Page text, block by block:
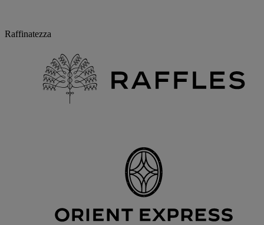
Raffinatezza